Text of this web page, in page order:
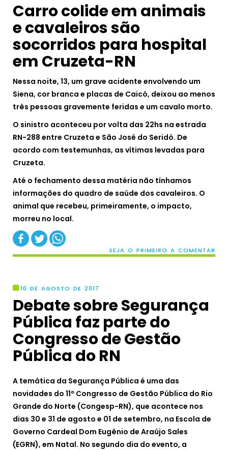
Carro colide em animais
e cavaleiros são
socorridos para hospital
em Cruzeta-RN
Nessa noite, 13, um grave acidente envolvendo um
Siena, cor branca e placas de Caicó, deixou ao menos
três pessoas gravemente feridas e um cavalo morto.
O sinistro aconteceu por volta das 22hs na estrada
RN-288 entre Cruzeta e São José do Seridó. De
acordo com testemunhas, as vítimas levadas para
Cruzeta.
Até o fechamento dessa matéria não tínhamos
informações do quadro de saúde dos cavaleiros. O
animal que recebeu, primeiramente, o impacto,
morreu no local.
SEJA O PRIMEIRO A COMENTAR
10 DE AGOSTO DE 2017
Debate sobre Segurança
Pública faz parte do
Congresso de Gestão
Pública do RN
A temática da Segurança Pública é uma das
novidades do 11º Congresso de Gestão Pública do Rio
Grande do Norte (Congesp-RN), que acontece nos
dias 30 e 31 de agosto e 01 de setembro, na Escola de
Governo Cardeal Dom Eugênio de Araújo Sales
(EGRN), em Natal. No segundo dia do evento, a